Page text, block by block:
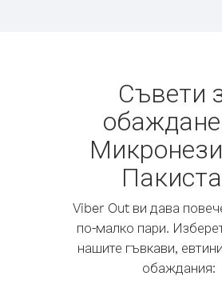
Съвети
Viber Out ви дава
по-малко пари.
нашите гъвкави,
обаждания: